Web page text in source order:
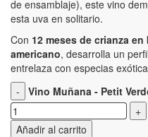
de ensamblaje), este vino
esta uva en solitario.
Con 12 meses de crianza
americano, desarrolla un
entrelaza con especias
Vino Muñana - Petit
Añadir al carrito